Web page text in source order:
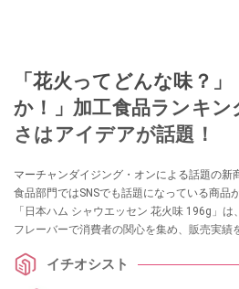
「花火ってどんな味？
か！」加工食品ランキン
さはアイデアが話題！
マーチャンダイジング・オンによる話題の新
食品部門ではSNSでも話題になっている商品
「日本ハム シャウエッセン 花火味 196g」
フレーバーで消費者の関心を集め、販売実績
イチオシスト